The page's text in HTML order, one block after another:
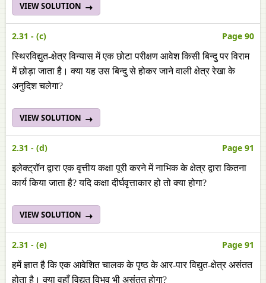
VIEW SOLUTION
2.31 - (c) Page 90
स्थिरविद्युत-क्षेत्र विन्यास में एक छोटा परीक्षण आवेश किसी बिन्दु पर विराम
में छोड़ा जाता है। क्या यह उस बिन्दु से होकर जाने वाली क्षेत्र रेखा के
अनुदिश चलेगा?
VIEW SOLUTION
2.31 - (d) Page 91
इलेक्ट्रॉन द्वारा एक वृत्तीय कक्षा पूरी करने में नाभिक के क्षेत्र द्वारा कितना
कार्य किया जाता है? यदि कक्षा दीर्घवृत्ताकार हो तो क्या होगा?
VIEW SOLUTION
2.31 - (e) Page 91
हमें ज्ञात है कि एक आवेशित चालक के पृष्ठ के आर-पार विद्युत-क्षेत्र असंतत
होता है। क्या वहाँ विद्युत विभव भी असंतत होगा?